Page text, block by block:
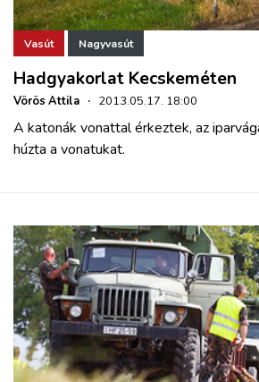
Vasút Nagyvasút
Hadgyakorlat Kecskeméten
Vörös Attila · 2013.05.17. 18:00
A katonák vonattal érkeztek, az
húzta a vonatukat.